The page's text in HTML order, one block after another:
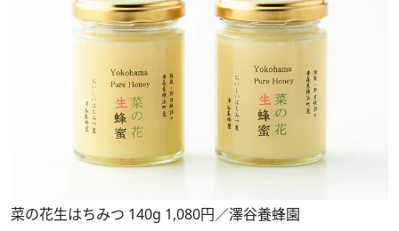
菜の花生はちみつ 140g 1,080円／澤谷養蜂園